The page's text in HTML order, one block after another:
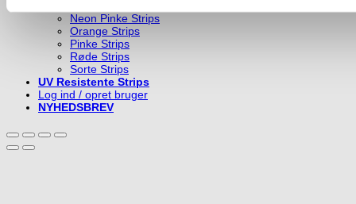
Neon Pinke Strips
Orange Strips
Pinke Strips
Røde Strips
Sorte Strips
UV Resistente Strips
Log ind / opret bruger
NYHEDSBREV